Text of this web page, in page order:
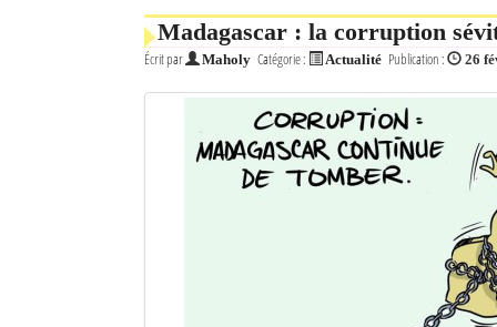
Madagascar : la corruption
Écrit par Maholy Catégorie : Actualité Publication : 26